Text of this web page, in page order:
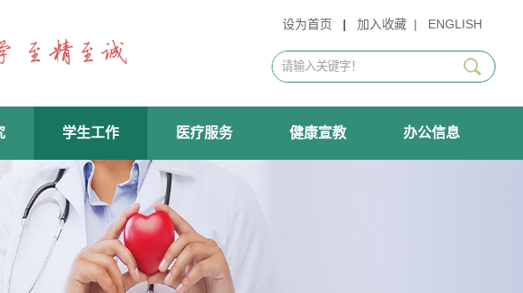
设为首页 | 加入收藏 | ENGLISH
学生工作 医疗服务 健康宣教 办公信息